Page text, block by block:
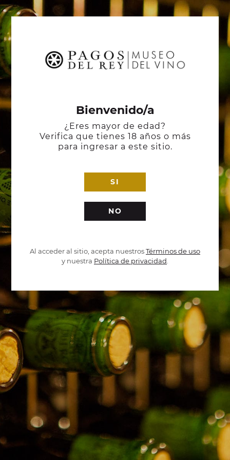
Bienvenido/a
¿Eres mayor de edad?
Verifica que tienes 18 años o más
para ingresar a este sitio.
SI
NO
Al acceder al sitio, acepta nuestrosTérminos de uso
y nuestra Política de privacidad